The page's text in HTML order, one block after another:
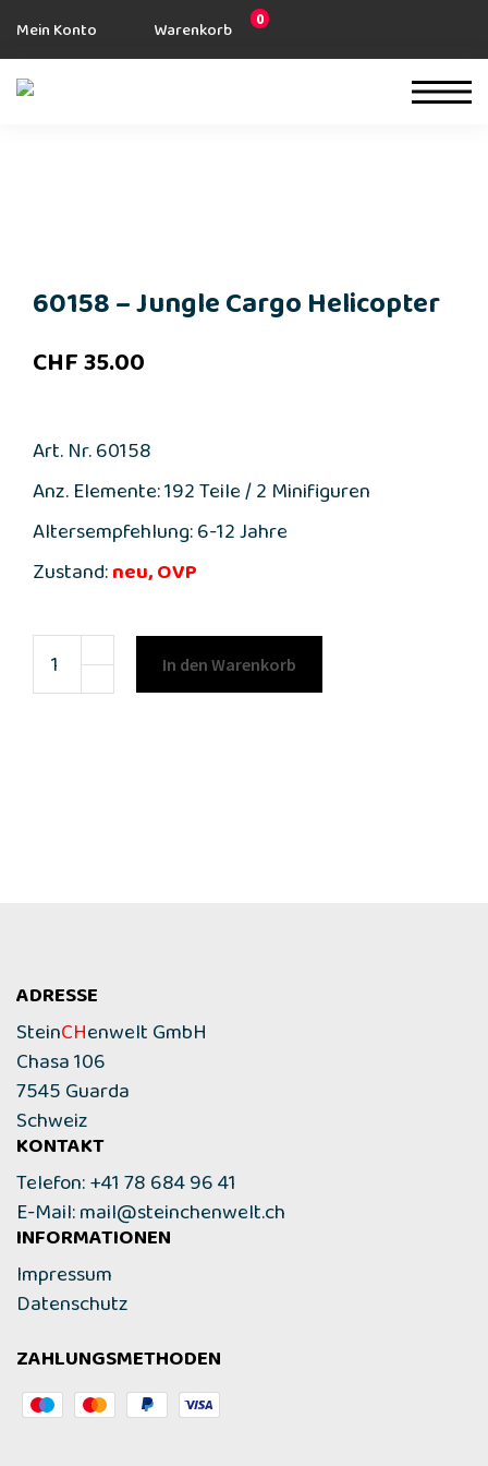
Mein Konto Warenkorb 0
60158 – Jungle Cargo Helicopter
CHF35.00
Art. Nr. 60158
Anz. Elemente: 192 Teile / 2 Minifiguren
Altersempfehlung: 6-12 Jahre
Zustand:neu, OVP
In den Warenkorb
ADRESSE
SteinCHenwelt GmbH
Chasa 106
7545 Guarda
Schweiz
KONTAKT
Telefon: +41 78 684 96 41
E-Mail:mail@steinchenwelt.ch
INFORMATIONEN
Impressum
Datenschutz
ZAHLUNGSMETHODEN